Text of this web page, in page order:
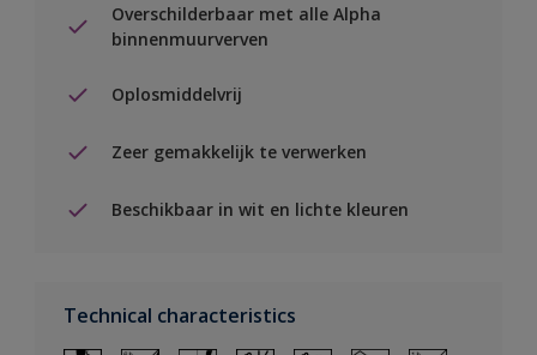
Overschilderbaar met alle Alpha
binnenmuurverven
Oplosmiddelvrij
Zeer gemakkelijk te verwerken
Beschikbaar in wit en lichte kleuren
Technical characteristics